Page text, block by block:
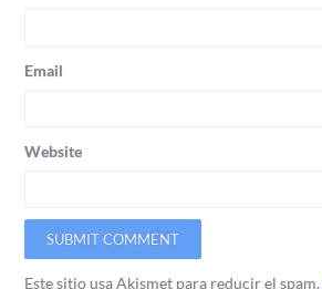
Email
Website
Este sitio usa Akismet para reducir el